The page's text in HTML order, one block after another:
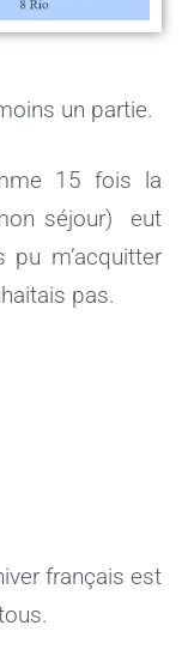
un partie.
15 fois la
séjour) eut
pu m’acquitter
pas.
français est